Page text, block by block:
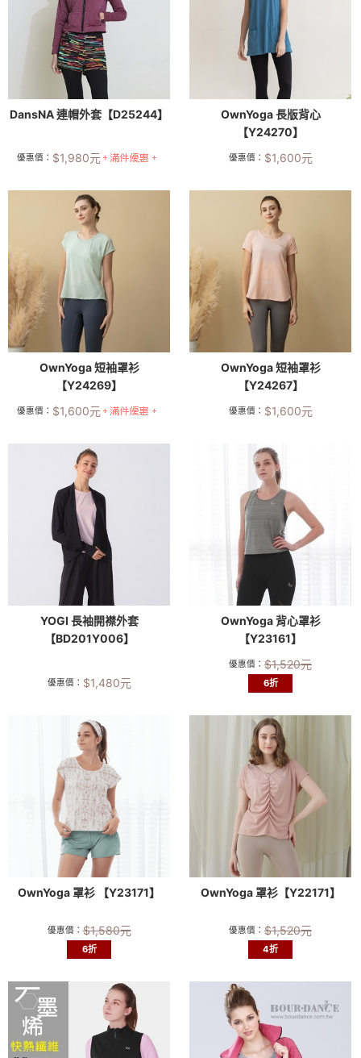
DansNA 連帽外套【D25244】
優惠價： $1,980元
OwnYoga 長版背心
【Y24270】
優惠價： $1,600元
OwnYoga 短袖罩衫
【Y24269】
優惠價： $1,600元
OwnYoga 短袖罩衫
【Y24267】
優惠價： $1,600元
YOGI 長袖開襟外套
【BD201Y006】
優惠價： $1,480元
OwnYoga 背心罩衫
【Y23161】
優惠價： $1,520元
6折
OwnYoga 罩衫 【Y23171】
優惠價：$1,580元
6折
OwnYoga 罩衫【Y22171】
優惠價： $1,520元
4折